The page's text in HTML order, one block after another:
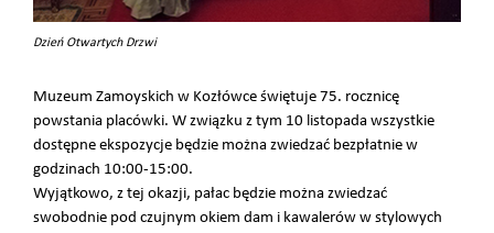
Dzień Otwartych Drzwi
Muzeum Zamoyskich w Kozłówce świętuje 75. rocznicę
powstania placówki. W związku z tym 10 listopada wszystkie
dostępne ekspozycje będzie można zwiedzać bezpłatnie w
godzinach 10:00-15:00.
Wyjątkowo, z tej okazji, pałac będzie można zwiedzać
swobodnie pod czujnym okiem dam i kawalerów w stylowych